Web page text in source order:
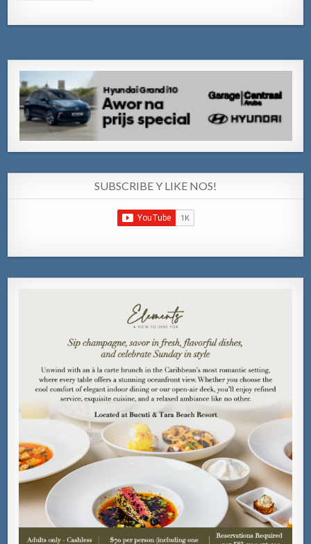
SUBSCRIBE Y LIKE NOS!